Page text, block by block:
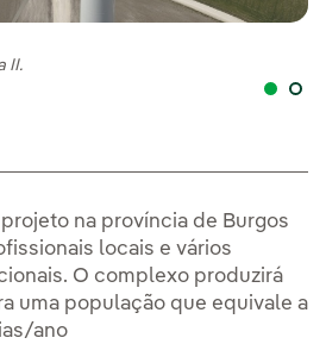
II.
na província de Burgos
locais e vários
O complexo produzirá
uma população que equivale a
ano